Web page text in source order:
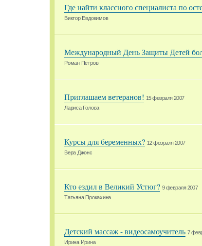
Где найти классного специалиста по
Виктор Евдокимов
Международный День Защиты Детей
Роман Петров
Приглашаем ветеранов! 15 февраля 2007
Лариса Голова
Курсы для беременных? 12 февраля 2007
Вера Джонс
Кто ездил в Великий Устюг? 9 февраля 2007
Татьяна Прокахина
Детский массаж - видеосамоучитель 7
Ирина Ирина